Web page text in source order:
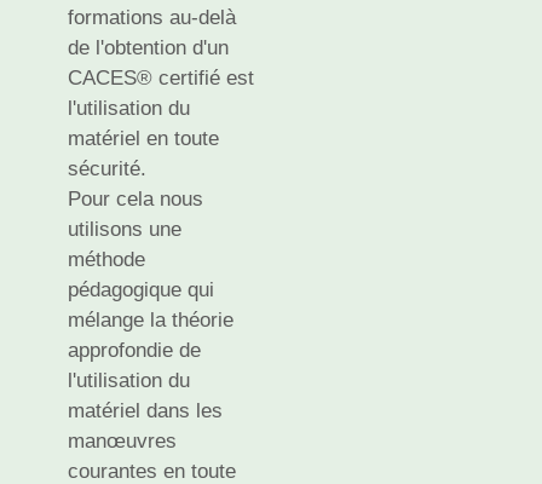
formations au-delà
de l'obtention d'un
CACES® certifié est
l'utilisation du
matériel en toute
sécurité.
Pour cela nous
utilisons une
méthode
pédagogique qui
mélange la théorie
approfondie de
l'utilisation du
matériel dans les
manœuvres
courantes en toute